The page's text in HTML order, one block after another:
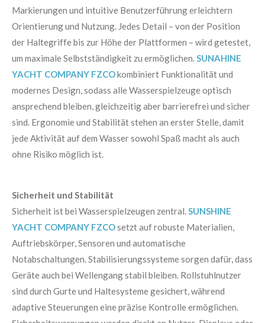
Markierungen und intuitive Benutzerführung erleichtern
Orientierung und Nutzung. Jedes Detail – von der Position
der Haltegriffe bis zur Höhe der Plattformen – wird getestet,
um maximale Selbstständigkeit zu ermöglichen.SUNAHINE
YACHT COMPANY FZCOkombiniert Funktionalität und
modernes Design, sodass alle Wasserspielzeuge optisch
ansprechend bleiben, gleichzeitig aber barrierefrei und sicher
sind. Ergonomie und Stabilität stehen an erster Stelle, damit
jede Aktivität auf dem Wasser sowohl Spaß macht als auch
ohne Risiko möglich ist.
Sicherheit und Stabilität
Sicherheit ist bei Wasserspielzeugen zentral.SUNSHINE
YACHT COMPANY FZCOsetzt auf robuste Materialien,
Auftriebskörper, Sensoren und automatische
Notabschaltungen. Stabilisierungssysteme sorgen dafür, dass
Geräte auch bei Wellengang stabil bleiben. Rollstuhlnutzer
sind durch Gurte und Haltesysteme gesichert, während
adaptive Steuerungen eine präzise Kontrolle ermöglichen.